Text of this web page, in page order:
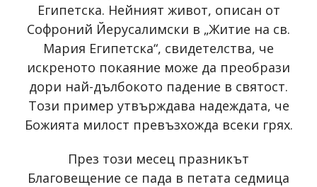
Египетска. Нейният живот, описан от
Софроний Йерусалимски в „Житие на св.
Мария Египетска“, свидетелства, че
искреното покаяние може да преобрази
дори най-дълбокото падение в святост.
Този пример утвърждава надеждата, че
Божията милост превъзхожда всеки грях.
През този месец празникът
Благовещение се пада в петата седмица